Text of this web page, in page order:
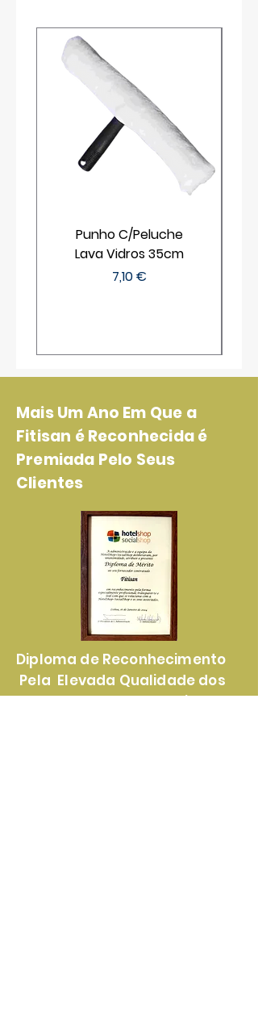
Punho C/Peluche
Lava Vidros 35cm
Preço
7,10 €
Mais Um Ano Em Que a
Fitisan é Reconhecida é
Premiada Pelo Seus
Clientes
Diploma de Reconhecimento
Pela Elevada Qualidade dos
Nossos Produtos e Serviços